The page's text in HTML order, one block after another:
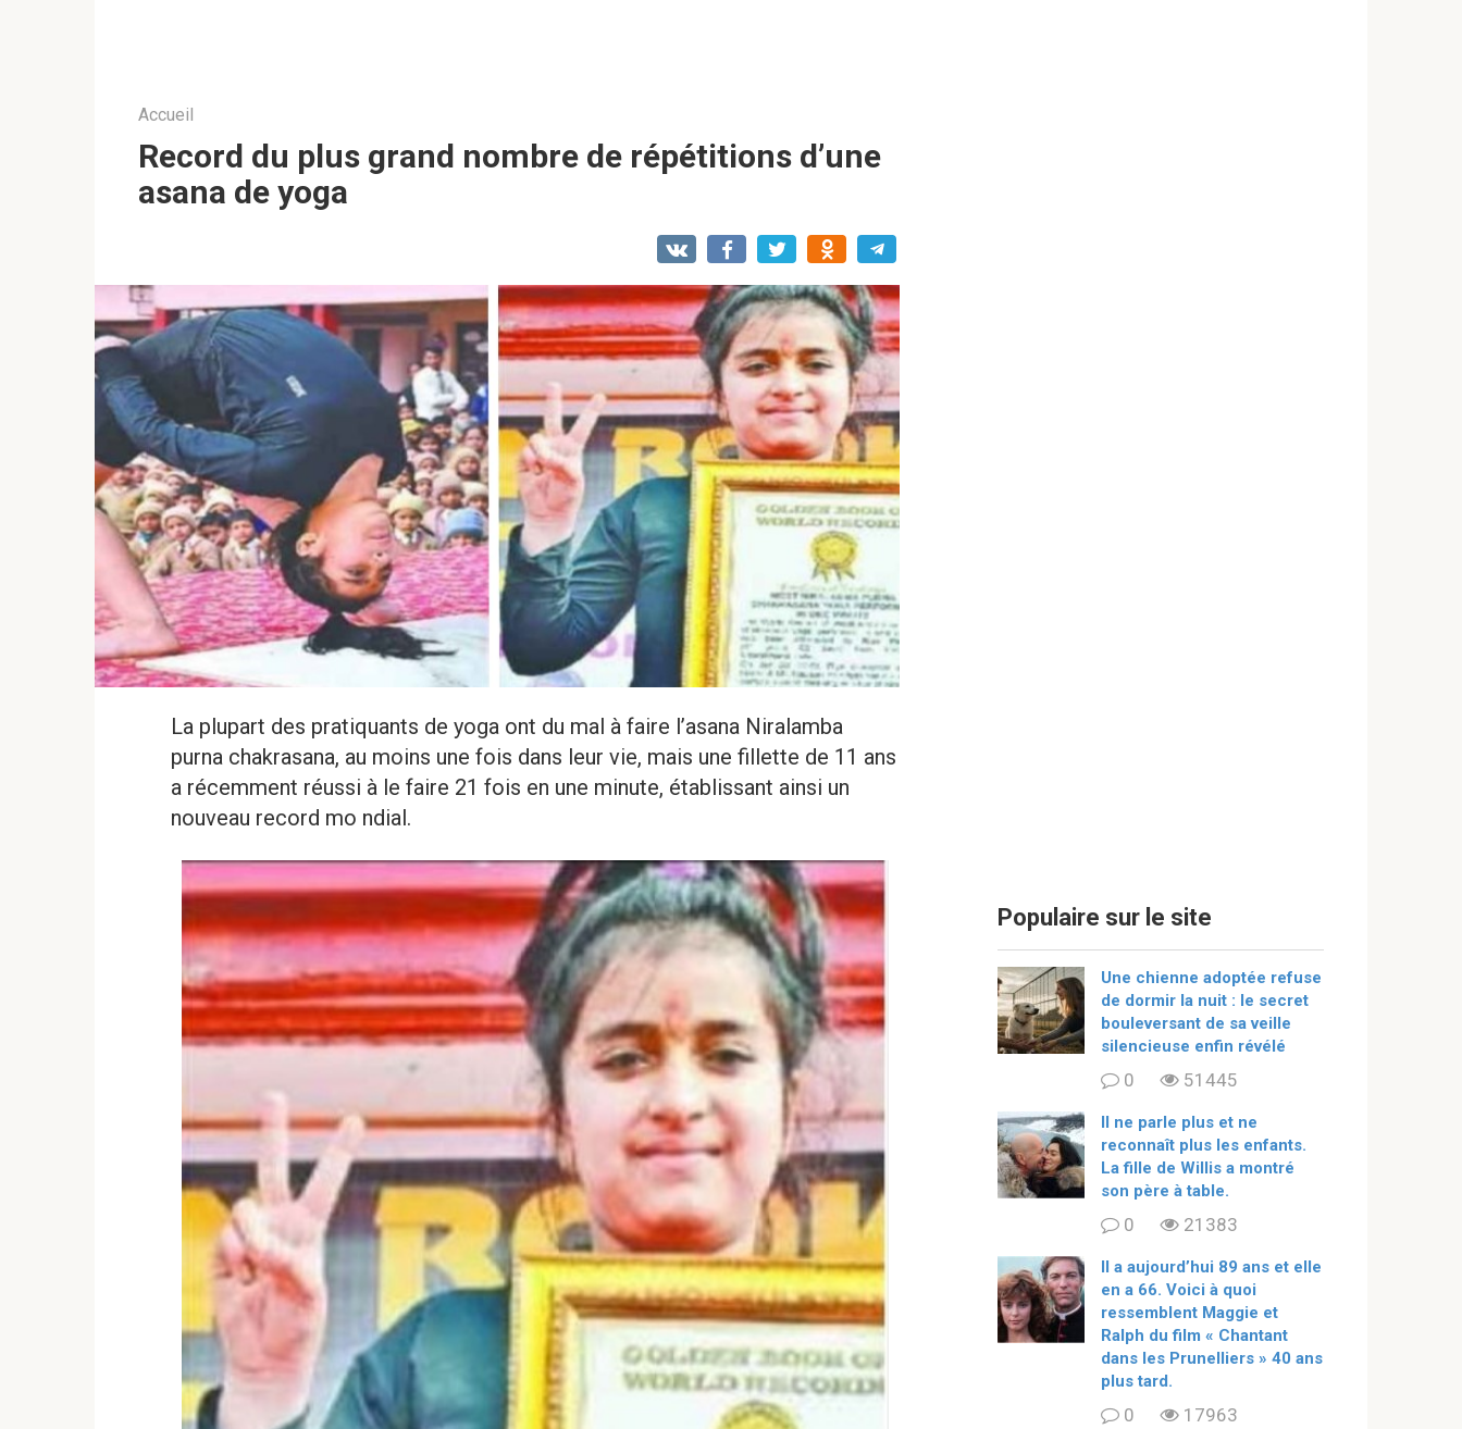
Accueil
Record du plus grand nombre de répétitions d’une
asana de yoga
La plupart des pratiquants de yoga ont du mal à faire l’asana Niralamba
purna chakrasana, au moins une fois dans leur vie, mais une fillette de 11 ans
a récemment réussi à le faire 21 fois en une minute, établissant ainsi un
nouveau record mo ndial.
Populaire sur le site
Une chienne adoptée refuse
de dormir la nuit : le secret
bouleversant de sa veille
silencieuse enfin révélé
0 51445
Il ne parle plus et ne
reconnaît plus les enfants.
La fille de Willis a montré
son père à table.
0 21383
ll a aujourd’hui 89 ans et elle
en a 66. Voici à quoi
ressemblent Maggie et
Ralph du film « Chantant
dans les Prunelliers » 40 ans
plus tard.
0 17963